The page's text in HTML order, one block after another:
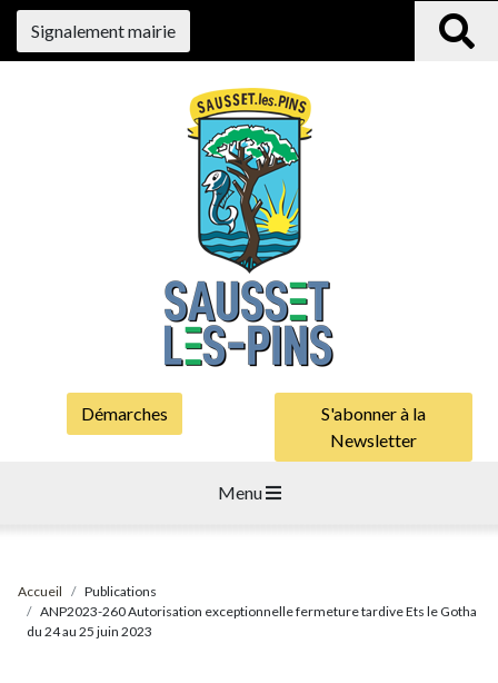
Signalement mairie
Démarches
S'abonner à la
Newsletter
Menu
Accueil
Publications
ANP2023-260 Autorisation exceptionnelle fermeture tardive Ets le Gotha
du 24 au 25 juin 2023